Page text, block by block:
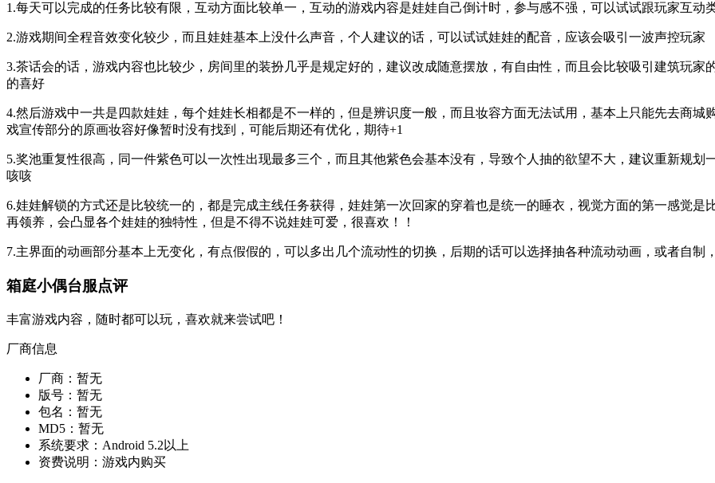
1.每天可以完成的任务比较有限，互动方面比较单一，互动的游戏内容是娃娃自己倒计时，参与感不强，可以试试跟玩家互动
2.游戏期间全程音效变化较少，而且娃娃基本上没什么声音，个人建议的话，可以试试娃娃的配音，应该会吸引一波声控玩家
3.茶话会的话，游戏内容也比较少，房间里的装扮几乎是规定好的，建议改成随意摆放，有自由性，而且会比较吸引建筑玩
的喜好
4.然后游戏中一共是四款娃娃，每个娃娃长相都是不一样的，但是辨识度一般，而且妆容方面无法试用，基本上只能先去商
戏宣传部分的原画妆容好像暂时没有找到，可能后期还有优化，期待+1
5.奖池重复性很高，同一件紫色可以一次性出现最多三个，而且其他紫色会基本没有，导致个人抽的欲望不大，建议重新规
咳咳
6.娃娃解锁的方式还是比较统一的，都是完成主线任务获得，娃娃第一次回家的穿着也是统一的睡衣，视觉方面的第一感觉
再领养，会凸显各个娃娃的独特性，但是不得不说娃娃可爱，很喜欢！！
7.主界面的动画部分基本上无变化，有点假假的，可以多出几个流动性的切换，后期的话可以选择抽各种流动动画，或者自制
箱庭小偶台服点评
丰富游戏内容，随时都可以玩，喜欢就来尝试吧！
厂商信息
厂商： 暂无
版号： 暂无
包名： 暂无
MD5： 暂无
系统要求： Android 5.2以上
资费说明： 游戏内购买